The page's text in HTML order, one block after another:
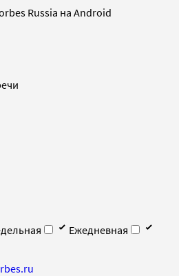
Russia на Android
Ежедневная